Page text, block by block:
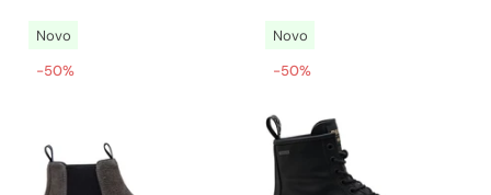
Novo
-50%
Novo
-50%